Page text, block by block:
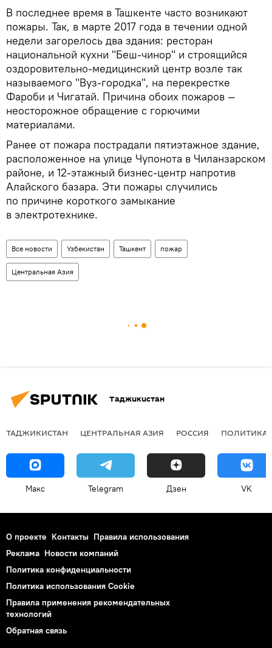
В последнее время в Ташкенте часто возникают
пожары. Так, в марте 2017 года в течении одной
недели загорелось два здания: ресторан
национальной кухни "Беш-чинор" и строящийся
оздоровительно-медицинский центр возле так
называемого "Вуз-городка", на перекрестке
Фароби и Чигатай. Причина обоих пожаров —
неосторожное обращение с горючими
материалами.
Ранее от пожара пострадали пятиэтажное здание,
расположенное на улице Чупонота в Чиланзарском
районе, и 12-этажный бизнес-центр напротив
Алайского базара. Эти пожары случились
по причине короткого замыкание
в электротехнике.
Все новости Узбекистан Ташкент пожар
Центральная Азия
Таджикистан
ТАДЖИКИСТАН ЦЕНТРАЛЬНАЯ АЗИЯ РОССИЯ ПОЛИТИКА
Макс Telegram Дзен VK
О проекте Контакты Правила использования
Реклама Новости компаний
Политика конфиденциальности
Политика использования Cookie
Правила применения рекомендательных
технологий
Обратная связь